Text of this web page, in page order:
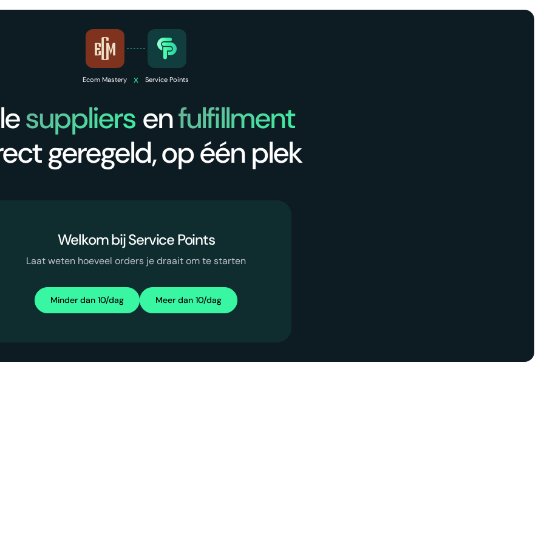
Ecom Mastery x Service Points
suppliers enfulfillment
geregeld, op één plek
Welkom bij Service Points
Laat weten hoeveel orders je draait om te starten
Minder dan 10/dag Meer dan 10/dag